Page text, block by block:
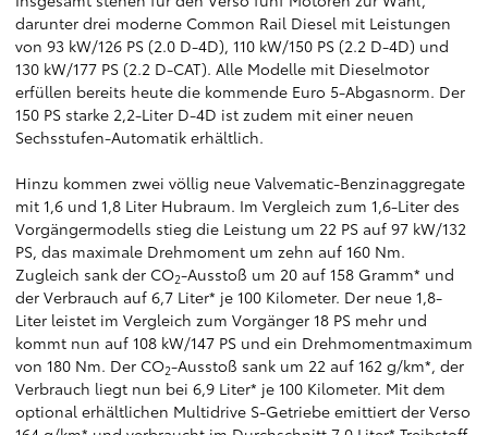
darunter drei moderne Common Rail Diesel mit Leistungen
von 93 kW/126 PS (2.0 D-4D), 110 kW/150 PS (2.2 D-4D) und
130 kW/177 PS (2.2 D-CAT). Alle Modelle mit Dieselmotor
erfüllen bereits heute die kommende Euro 5-Abgasnorm. Der
150 PS starke 2,2-Liter D-4D ist zudem mit einer neuen
Sechsstufen-Automatik erhältlich.
Hinzu kommen zwei völlig neue Valvematic-Benzinaggregate
mit 1,6 und 1,8 Liter Hubraum. Im Vergleich zum 1,6-Liter des
Vorgängermodells stieg die Leistung um 22 PS auf 97 kW/132
PS, das maximale Drehmoment um zehn auf 160 Nm.
Zugleich sank der CO2-Ausstoß um 20 auf 158 Gramm* und
der Verbrauch auf 6,7 Liter* je 100 Kilometer. Der neue 1,8-
Liter leistet im Vergleich zum Vorgänger 18 PS mehr und
kommt nun auf 108 kW/147 PS und ein Drehmomentmaximum
von 180 Nm. Der CO2-Ausstoß sank um 22 auf 162 g/km*, der
Verbrauch liegt nun bei 6,9 Liter* je 100 Kilometer. Mit dem
optional erhältlichen Multidrive S-Getriebe emittiert der Verso